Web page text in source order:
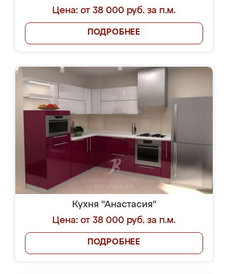
Цена: от 38 000 руб. за п.м.
ПОДРОБНЕЕ
Кухня "Анастасия"
Цена: от 38 000 руб. за п.м.
ПОДРОБНЕЕ